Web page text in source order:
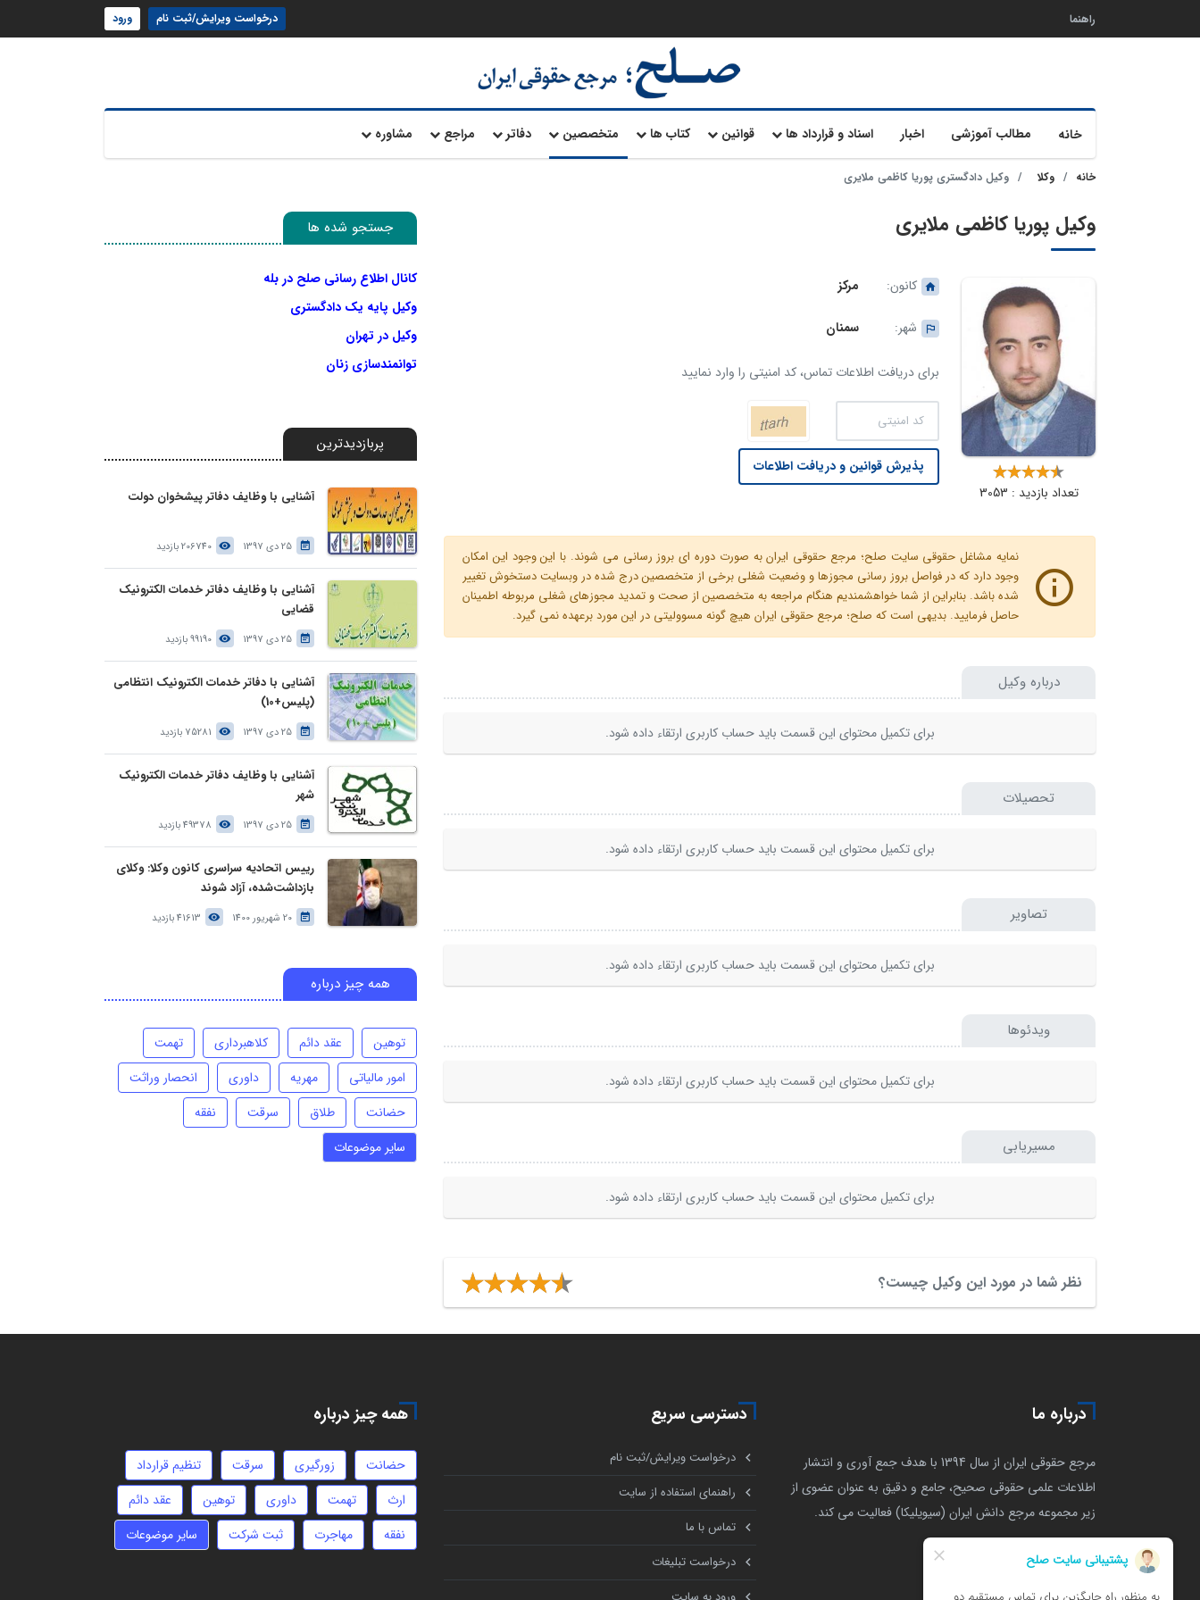
راهنما درخواست ویرایش/ثبت نام ورود
خانه مطالب آموزشی اخبار اسناد و قرارداد ها قوانین کتاب ها متخصصین دفاتر مراجع مشاوره
خانه وکلا وکیل دادگستری پوریا کاظمی ملایری
وکیل پوریا کاظمی ملایری
تعداد بازدید : 3053
کانون: مرکز
شهر: سمنان
برای دریافت اطلاعات تماس، کد امنیتی را وارد نمایید
پذیرش قوانین و دریافت اطلاعات
نمایه مشاغل حقوقی سایت صلح؛ مرجع حقوقی ایران به صورت دوره ای بروز رسانی می شوند. با این وجود این امکان
وجود دارد که در فواصل بروز رسانی مجوزها و وضعیت شغلی برخی از متخصصین درج شده در وبسایت دستخوش تغییر
شده باشد. بنابراین از شما خواهشمندیم هنگام مراجعه به متخصصین از صحت و تمدید مجوزهای شغلی مربوطه اطمینان
حاصل فرمایید. بدیهی است که صلح؛ مرجع حقوقی ایران هیچ گونه مسوولیتی در این مورد برعهده نمی گیرد.
درباره وکیل
برای تکمیل محتوای این قسمت باید حساب کاربری ارتقاء داده شود.
تحصیلات
برای تکمیل محتوای این قسمت باید حساب کاربری ارتقاء داده شود.
تصاویر
برای تکمیل محتوای این قسمت باید حساب کاربری ارتقاء داده شود.
ویدئوها
برای تکمیل محتوای این قسمت باید حساب کاربری ارتقاء داده شود.
مسیریابی
برای تکمیل محتوای این قسمت باید حساب کاربری ارتقاء داده شود.
نظر شما در مورد این وکیل چیست؟
جستجو شده ها
کانال اطلاع رسانی صلح در بله
وکیل پایه یک دادگستری
وکیل در تهران
توانمندسازی زنان
پربازدیدترین
آشنایی با وظایف دفاتر پیشخوان دولت
25 دی 1397 206740 بازدید
آشنایی با وظایف دفاتر خدمات الکترونیک
قضایی
25 دی 1397 99190 بازدید
آشنایی با دفاتر خدمات الکترونیک انتظامی
(پلیس+10)
25 دی 1397 75281 بازدید
آشنایی با وظایف دفاتر خدمات الکترونیک
شهر
25 دی 1397 49378 بازدید
رییس اتحادیه سراسری کانون وکلا: وکلای
بازداشت‌شده، آزاد شوند
20 شهریور 1400 41613 بازدید
همه چیز درباره
توهین عقد دائم کلاهبرداری
تهمت
امور مالیاتی
مهریه داوری
انحصار وراثت
حضانت
طلاق سرقت
نفقه
سایر موضوعات
درباره ما
مرجع حقوقی ایران از سال 1394 با هدف جمع آوری و انتشار
اطلاعات علمی حقوقی صحیح، جامع و دقیق به عنوان عضوی از
زیر مجموعه مرجع دانش ایران (سیویلیکا) فعالیت می کند.
دسترسی سریع
درخواست ویرایش/ثبت نام
راهنمای استفاده از سایت
تماس با ما
درخواست تبلیغات
همه چیز درباره
حضانت زورگیری سرقت
تنظیم قرارداد
ارث
تهمت داوری توهین
عقد دائم
نفقه
مهاجرت ثبت شرکت سایر موضوعات